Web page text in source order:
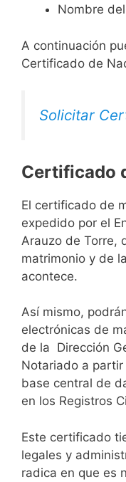
Nombre
A continuación
Certificado de
Solicitar
Certificado
El certificado de
expedido por el
Arauzo de Torre,
matrimonio y de
acontece.
Así mismo,
electrónicas de
de la Dirección
Notariado a
base central de
en los Registros
Este certificado
legales y
radica en que es